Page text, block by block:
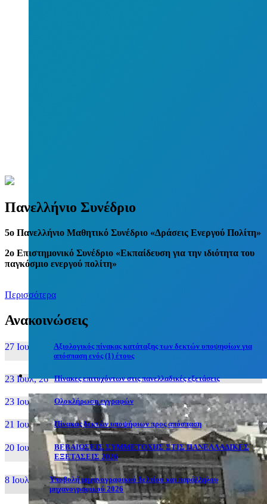
Πανελλήνιο Συνέδριο
5o Πανελλήνιο Μαθητικό Συνέδριο «Δράσεις Ενεργού Πολίτη»
2ο Επιστημονικό Συνέδριο «Εκπαίδευση για την ιδιότητα του
παγκόσμιο ενεργού πολίτη»
Περισσότερα
Ανακοινώσεις
27 Ιουν, 26
Αξιολογικός πίνακας κατάταξης των δεκτών υποψηφίων για
απόσπαση ενός (1) έτους
23 Ιουλ, 26 Πίνακες επιτυχόντων στις πανελλαδικές εξετάσεις
23 Ιουλ, 26 Ολοκλήρωση εγγραφών
21 Ιουλ, 26 Πίνακας δεκτών υποψήφιων προς απόσπαση
20 Ιουλ, 26
ΒΕΒΑΙΩΣΕΙΣ ΣΥΜΜΕΤΟΧΗΣ ΣΤΙΣ ΠΑΝΕΛΛΑΔΙΚΕΣ
ΕΞΕΤΑΣΕΙΣ 2026
8 Ιουλ, 26
Υποβολή μηχανογραφικού δελτίου και παράλληλου
μηχανογραφικού 2026